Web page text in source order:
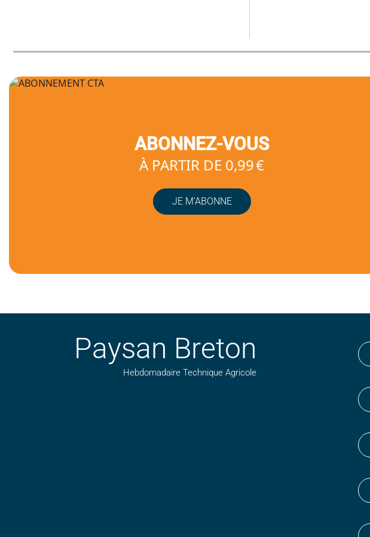
ABONNEZ-VOUS
À PARTIR DE 0,99 €
JE M’ABONNE
Paysan Breton
Hebdomadaire Technique Agricole